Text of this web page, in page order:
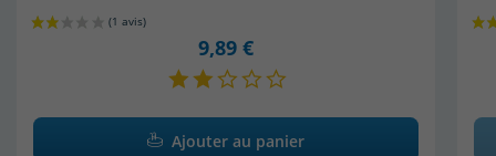
9,89 €
Ajouter au panier